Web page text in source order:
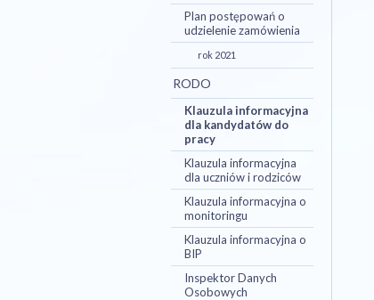
Plan postępowań o
udzielenie zamówienia
rok 2021
RODO
Klauzula informacyjna
dla kandydatów do
pracy
Klauzula informacyjna
dla uczniów i rodziców
Klauzula informacyjna o
monitoringu
Klauzula informacyjna o
BIP
Inspektor Danych
Osobowych